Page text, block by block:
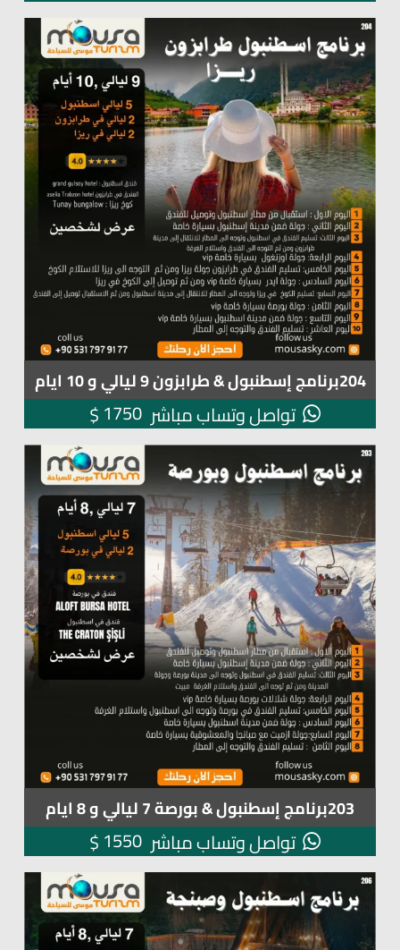
204برنامج إسطنبول & طرابزون 9 ليالي و 10 ايام
تواصل وتساب مباشر $1750
203برنامج إسطنبول & بورصة 7 ليالي و 8 ايام
تواصل وتساب مباشر $1550